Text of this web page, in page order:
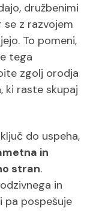
družbenimi
z razvojem
To pomeni,
tega
zgolj orodja
ki raste skupaj
do uspeha,
in
stran.
in
pa pospešuje